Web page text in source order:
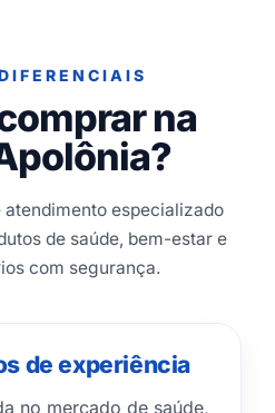
na
especializado
de saúde, bem-estar e
com segurança.
de experiência
no mercado de saúde,